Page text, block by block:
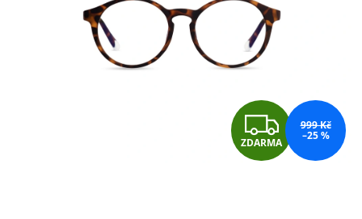
Z
D
ZDARMA
999 Kč
–25 %